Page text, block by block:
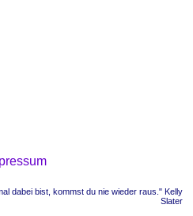
dabei bist, kommst du nie wieder raus." Kelly
Slater